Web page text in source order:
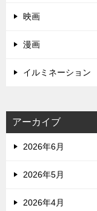
映画
漫画
イルミネーション
アーカイブ
2026年6月
2026年5月
2026年4月